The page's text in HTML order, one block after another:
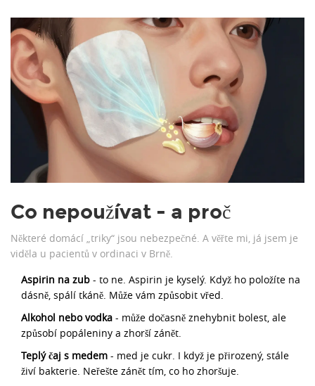
Co nepoužívat - a proč
Některé domácí „triky“ jsou nebezpečné. A věřte mi, já jsem je
viděla u pacientů v ordinaci v Brně.
Aspirin na zub - to ne. Aspirin je kyselý. Když ho položíte na
dásně, spálí tkáně. Může vám způsobit vřed.
Alkohol nebo vodka - může dočasně znehybnit bolest, ale
způsobí popáleniny a zhorší zánět.
Teplý čaj s medem - med je cukr. I když je přirozený, stále
živí bakterie. Neřešte zánět tím, co ho zhoršuje.